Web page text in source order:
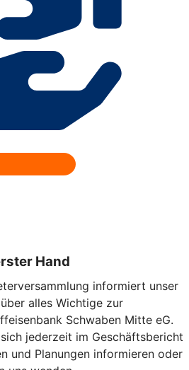
Hand
informiert unser
alles Wichtige zur
Schwaben Mitte eG.
jederzeit im Geschäftsbericht
und Planungen informieren oder